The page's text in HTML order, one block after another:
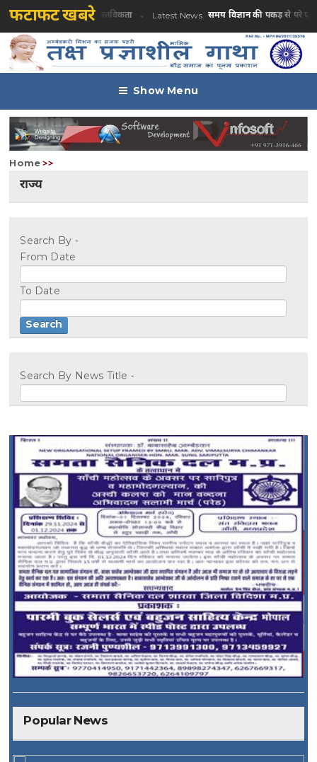
फटाफट खबरे
Latest News वास्तविकता Latest News समय विज्ञान की पकड़ से परे एक
Show Menu
Home>>
राज्य
Search By -
From Date
To Date
Search By News Title -
Popular News